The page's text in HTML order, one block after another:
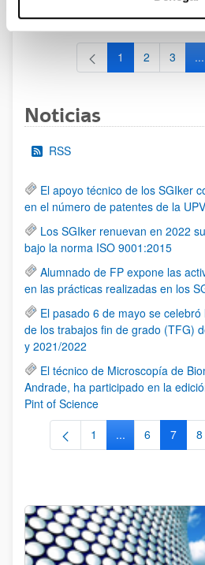
al 30/07/2026 (ambos incluídos)
Página
1 Página
2 Página
3 ...
Noticias
RSS
El apoyo técnico de los SGIker
en el número de patentes de la
Los SGIker renuevan en 2022
bajo la norma ISO 9001:2015
Alumnado de FP expone las
en las prácticas realizadas en los
El pasado 6 de mayo se
de los trabajos fin de grado (TFG)
y 2021/2022
El técnico de Microscopía de
Andrade, ha participado en la
Pint of Science
Página
1 ...PáginasPágina
6 Página
7 8